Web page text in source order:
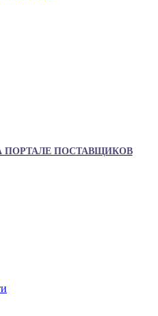
ПОРТАЛЕ ПОСТАВЩИКОВ